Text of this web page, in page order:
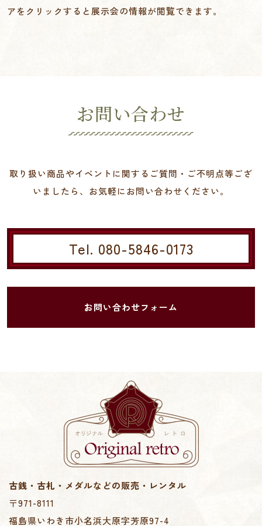
アをクリックすると展示会の情報が閲覧できます。
お問い合わせ
取り扱い商品やイベントに関するご質問・ご不明点等ござ
いましたら、お気軽にお問い合わせください。
Tel. 080-5846-0173
お問い合わせフォーム
古銭・古札・メダルなどの販売・レンタル
〒971-8111
福島県いわき市小名浜大原字芳原97-4